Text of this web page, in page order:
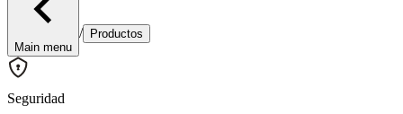
Main menu
/ Productos
Seguridad